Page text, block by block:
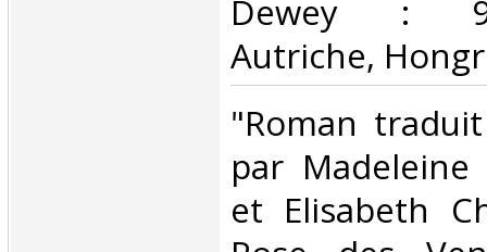
Dewey :
Autriche,
‎"Roman
par
et Elisabeth